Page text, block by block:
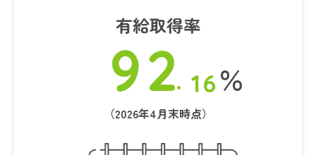
有給取得率
92
. 16％
（2026年4月末時点）